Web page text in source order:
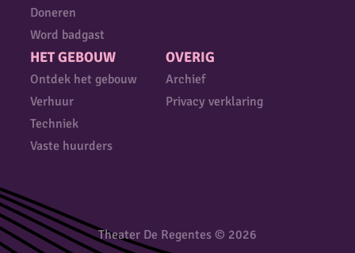
Doneren
Word badgast
HET GEBOUW
Ontdek het gebouw
Verhuur
Techniek
Vaste huurders
OVERIG
Archief
Privacy verklaring
Theater De Regentes © 2026